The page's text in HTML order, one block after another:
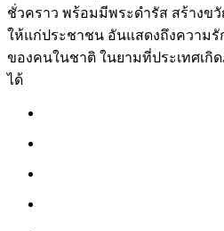
ชั่วคราว พร้อมมีพระดำรัส สร้างข
ให้แก่ประชาชน อันแสดงถึงความ
ของคนในชาติ ในยามที่ประเทศเกิ
ได้